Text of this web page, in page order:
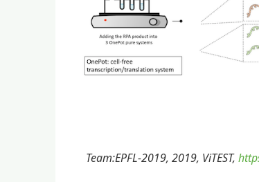
Team:EPFL-2019, 2019, ViTEST,